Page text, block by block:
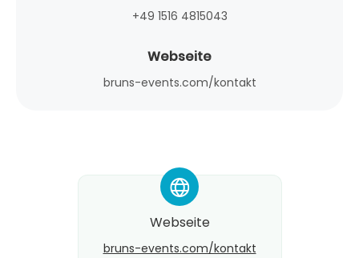
+49 1516 4815043
Webseite
bruns-events.com/kontakt
*
Webseite
bruns-events.com/kontakt